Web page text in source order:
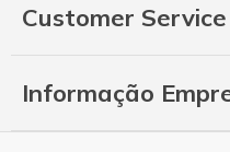
Customer Service
Informação